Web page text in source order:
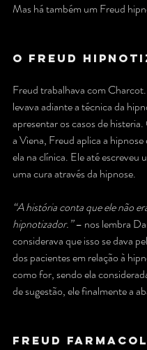
Mas há também um Freud
O Freud
Freud trabalhava com
levava adiante a técnica da
apresentar os casos de
a Viena, Freud aplica a
ela na clínica. Ele até escreveu
uma cura através da hipnose.
“A história conta que ele não
hipnotizador.” – nos lembra
considerava que isso se dava
dos pacientes em relação à
como for, sendo ela
de sugestão, ele finalmente a
Freud